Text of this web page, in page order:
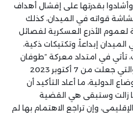
بقدرتها على إفشال أهداف
قواته في الميدان، كذلك
لعموم الأذرع العسكرية لفصائل
إبداعاً، وتكتيكات ذكية،
تأتي في امتداد معركة “طوفان
الأقصى” الاستراتيجية، والتي جعلت من 7 أكتوبر 2023
الدولية، ما أعاد التأكيد أن
زالت وستبقى هي القضية
وإن تراجع الاهتمام بها لم